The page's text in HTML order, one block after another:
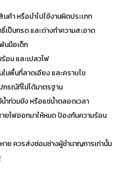
ค้า หรือนำไปใช้งานผิดประเภท
เป็นกรด และด่างทำความสะอาด
นมือเด็ก
อน และเปลวไฟ
ในพื้นที่ลาดเอียง และคราบไข
กรณ์ที่ไม่ได้มาตรฐาน
ำท่วมขัง หรือแช่น้ำตลอดเวลา
ยไฟออกมาให้หมด ป้องกันความร้อน
าย ควรส่งซ่อมช่างผู้ชำนาญการเท่านั้น